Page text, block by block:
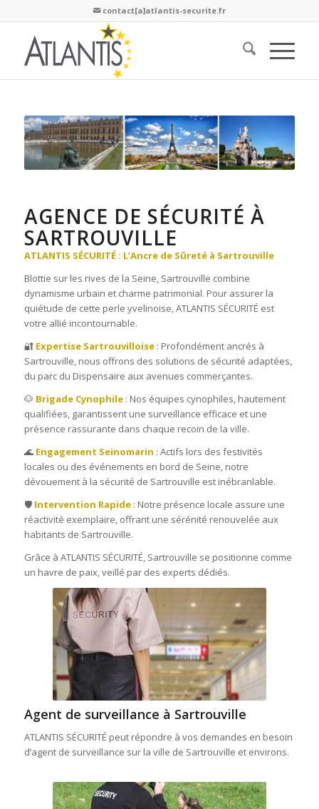
contact[a]atlantis-securite.fr
AGENCE DE SÉCURITÉ À
SARTROUVILLE
ATLANTIS SÉCURITÉ : L’Ancre de Sûreté à Sartrouville
Blottie sur les rives de la Seine, Sartrouville combine
dynamisme urbain et charme patrimonial. Pour assurer la
quiétude de cette perle yvelinoise, ATLANTIS SÉCURITÉ est
votre allié incontournable.
🔐 Expertise Sartrouvilloise: Profondément ancrés à
Sartrouville, nous offrons des solutions de sécurité adaptées,
du parc du Dispensaire aux avenues commerçantes.
🐶 Brigade Cynophile: Nos équipes cynophiles, hautement
qualifiées, garantissent une surveillance efficace et une
présence rassurante dans chaque recoin de la ville.
🌊 Engagement Seinomarin : Actifs lors des festivités
locales ou des événements en bord de Seine, notre
dévouement à la sécurité de Sartrouville est inébranlable.
🛡️ Intervention Rapide: Notre présence locale assure une
réactivité exemplaire, offrant une sérénité renouvelée aux
habitants de Sartrouville.
Grâce à ATLANTIS SÉCURITÉ, Sartrouville se positionne comme
un havre de paix, veillé par des experts dédiés.
Agent de surveillance à Sartrouville
ATLANTIS SÉCURITÉ peut répondre à vos demandes en besoin
d’agent de surveillance sur la ville de Sartrouville et environs.